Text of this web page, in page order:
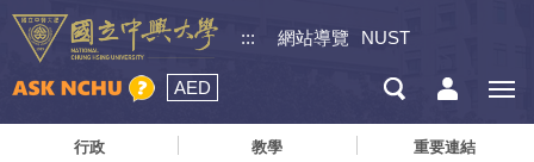
::: 網站導覽 NUST
AED
行政 教學 重要連結